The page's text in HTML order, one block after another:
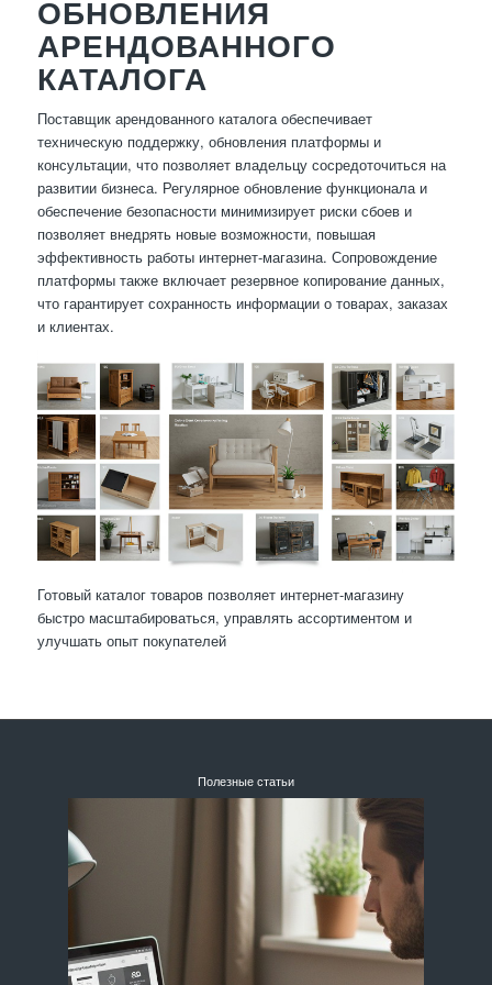
ОБНОВЛЕНИЯ
АРЕНДОВАННОГО
КАТАЛОГА
Поставщик арендованного каталога обеспечивает
техническую поддержку, обновления платформы и
консультации, что позволяет владельцу сосредоточиться на
развитии бизнеса. Регулярное обновление функционала и
обеспечение безопасности минимизирует риски сбоев и
позволяет внедрять новые возможности, повышая
эффективность работы интернет-магазина. Сопровождение
платформы также включает резервное копирование данных,
что гарантирует сохранность информации о товарах, заказах
и клиентах.
Готовый каталог товаров позволяет интернет-магазину
быстро масштабироваться, управлять ассортиментом и
улучшать опыт покупателей
Полезные статьи